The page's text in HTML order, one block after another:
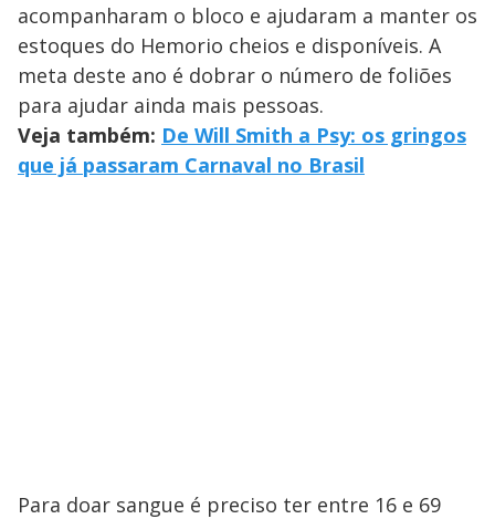
acompanharam o bloco e ajudaram a manter os
estoques do Hemorio cheios e disponíveis. A
meta deste ano é dobrar o número de foliões
para ajudar ainda mais pessoas.
Veja também: De Will Smith a Psy: os gringos
que já passaram Carnaval no Brasil
Para doar sangue é preciso ter entre 16 e 69